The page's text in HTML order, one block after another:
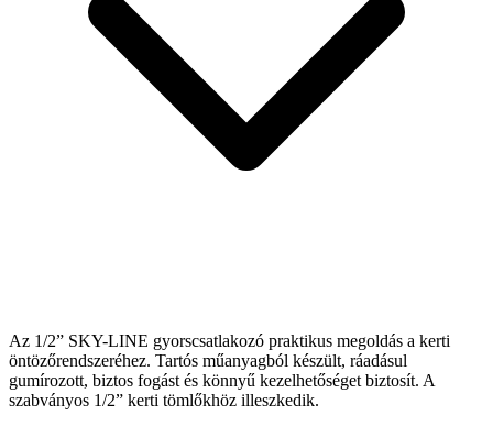
Az 1/2” SKY-LINE gyorscsatlakozó praktikus megoldás a kerti
öntözőrendszeréhez. Tartós műanyagból készült, ráadásul
gumírozott, biztos fogást és könnyű kezelhetőséget biztosít. A
szabványos 1/2” kerti tömlőkhöz illeszkedik.